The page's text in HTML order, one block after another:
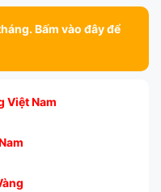
Bấm vào đây để
Việt Nam